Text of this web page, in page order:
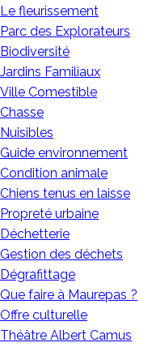
Le fleurissement
Parc des Explorateurs
Biodiversité
Jardins Familiaux
Ville Comestible
Chasse
Nuisibles
Guide environnement
Condition animale
Chiens tenus en laisse
Propreté urbaine
Déchetterie
Gestion des déchets
Dégrafittage
Que faire à Maurepas ?
Offre culturelle
Théâtre Albert Camus